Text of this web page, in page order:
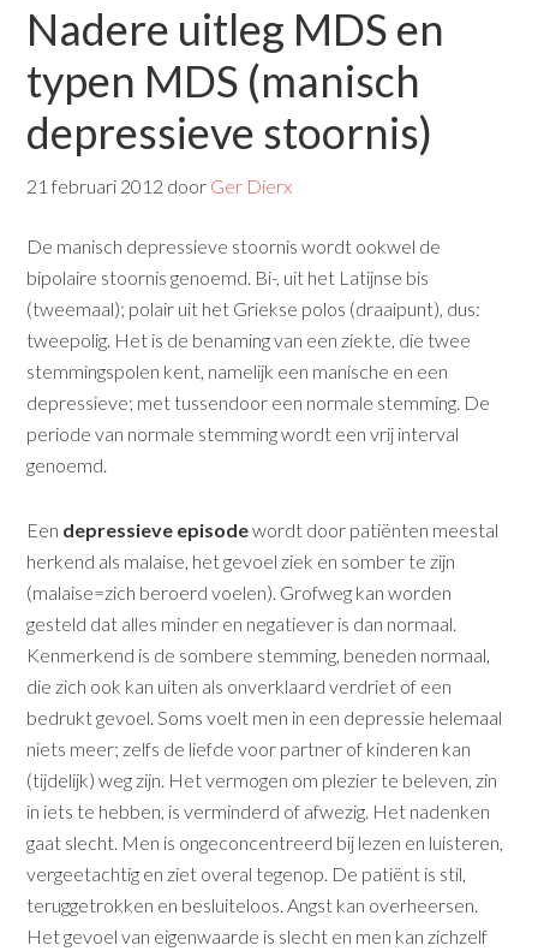
Nadere uitleg MDS en
typen MDS (manisch
depressieve stoornis)
21 februari 2012 door Ger Dierx
De manisch depressieve stoornis wordt ookwel de
bipolaire stoornis genoemd. Bi-, uit het Latijnse bis
(tweemaal); polair uit het Griekse polos (draaipunt), dus:
tweepolig. Het is de benaming van een ziekte, die twee
stemmingspolen kent, namelijk een manische en een
depressieve; met tussendoor een normale stemming. De
periode van normale stemming wordt een vrij interval
genoemd.
Een depressieve episodewordt door patiënten meestal
herkend als malaise, het gevoel ziek en somber te zijn
(malaise=zich beroerd voelen). Grofweg kan worden
gesteld dat alles minder en negatiever is dan normaal.
Kenmerkend is de sombere stemming, beneden normaal,
die zich ook kan uiten als onverklaard verdriet of een
bedrukt gevoel. Soms voelt men in een depressie helemaal
niets meer; zelfs de liefde voor partner of kinderen kan
(tijdelijk) weg zijn. Het vermogen om plezier te beleven, zin
in iets te hebben, is verminderd of afwezig. Het nadenken
gaat slecht. Men is ongeconcentreerd bij lezen en luisteren,
vergeetachtig en ziet overal tegenop. De patiënt is stil,
teruggetrokken en besluiteloos. Angst kan overheersen.
Het gevoel van eigenwaarde is slecht en men kan zichzelf